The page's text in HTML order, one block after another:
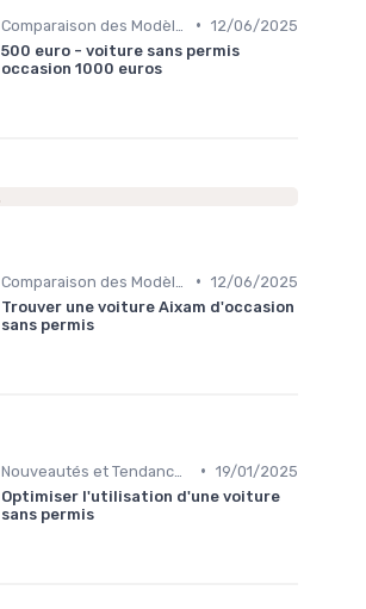
• 12/06/2025
500 euro - voiture sans permis
occasion 1000 euros
• 12/06/2025
Trouver une voiture Aixam d'occasion
sans permis
• 19/01/2025
Optimiser l'utilisation d'une voiture
sans permis